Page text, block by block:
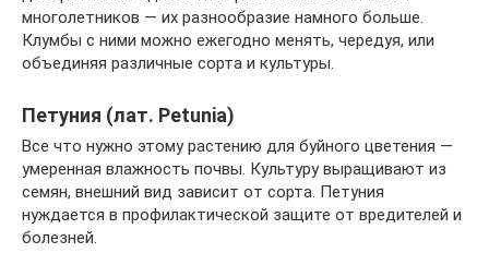
многолетников — их разнообразие намного больше.
Клумбы с ними можно ежегодно менять, чередуя, или
объединяя различные сорта и культуры.
Петуния (лат. Petunia)
Все что нужно этому растению для буйного цветения —
умеренная влажность почвы. Культуру выращивают из
семян, внешний вид зависит от сорта. Петуния
нуждается в профилактической защите от вредителей и
болезней.